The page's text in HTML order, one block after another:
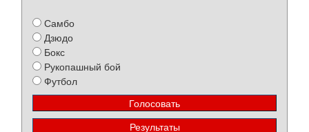
Самбо
Дзюдо
Бокс
Рукопашный бой
Футбол